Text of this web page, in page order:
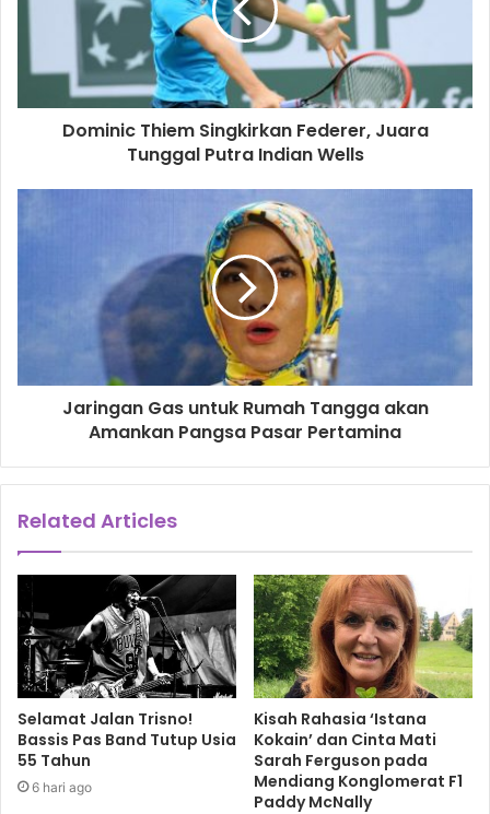
Dominic Thiem Singkirkan Federer, Juara
Tunggal Putra Indian Wells
Jaringan Gas untuk Rumah Tangga akan
Amankan Pangsa Pasar Pertamina
Related Articles
Selamat Jalan Trisno!
Bassis Pas Band Tutup Usia
55 Tahun
6 hari ago
Kisah Rahasia ‘Istana
Kokain’ dan Cinta Mati
Sarah Ferguson pada
Mendiang Konglomerat F1
Paddy McNally